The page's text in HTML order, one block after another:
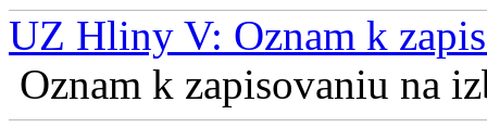
UZ Hliny V: Oznam k
Oznam k zapisovaniu na